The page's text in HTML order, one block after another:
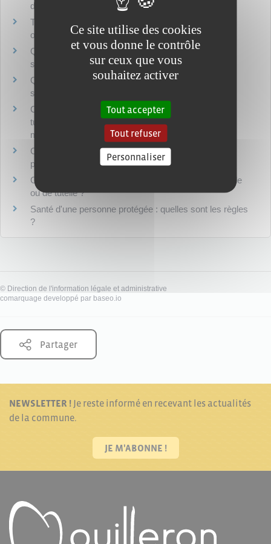
différences ?
Tutelle, curatelle, sauvegarde de justice : comment
obtenir le certificat médical ?
Qui peut demander la mise sous tutelle, curatelle ou
sauvegarde de justice ?
Qui peut être nommé tuteur, curateur ou mandataire
spécial d'un majeur ?
Comment se déroule la procédure de demande de
tutelle ou curatelle ou sauvegarde de justice pour un
majeur ?
Comment établir l'inventaire des biens d'un majeur
protégé ?
Comment est vérifié le compte de gestion de curatelle
ou de tutelle ?
Santé d'une personne protégée : quelles sont les règles
?
© Direction de l'information légale et administrative
comarquage developpé par baseo.io
Partager
NEWSLETTER ! Je reste informé en recevant les actualités
de la commune.
JE M'ABONNE !
Ce site utilise des cookies
et vous donne le contrôle
sur ceux que vous
souhaitez activer
Tout accepter
Tout refuser
Personnaliser